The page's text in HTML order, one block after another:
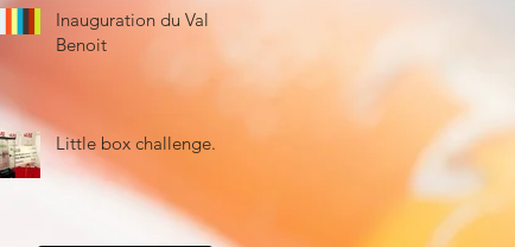
Inauguration du Val
Benoit
Little box challenge.